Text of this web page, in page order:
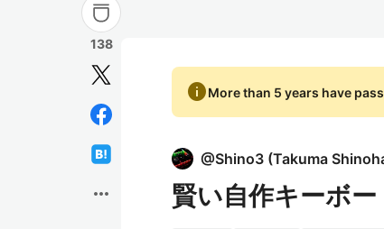
138
more_horiz
infoMore than 5 years have
@Shino3 (Takuma
賢い自作キーボ